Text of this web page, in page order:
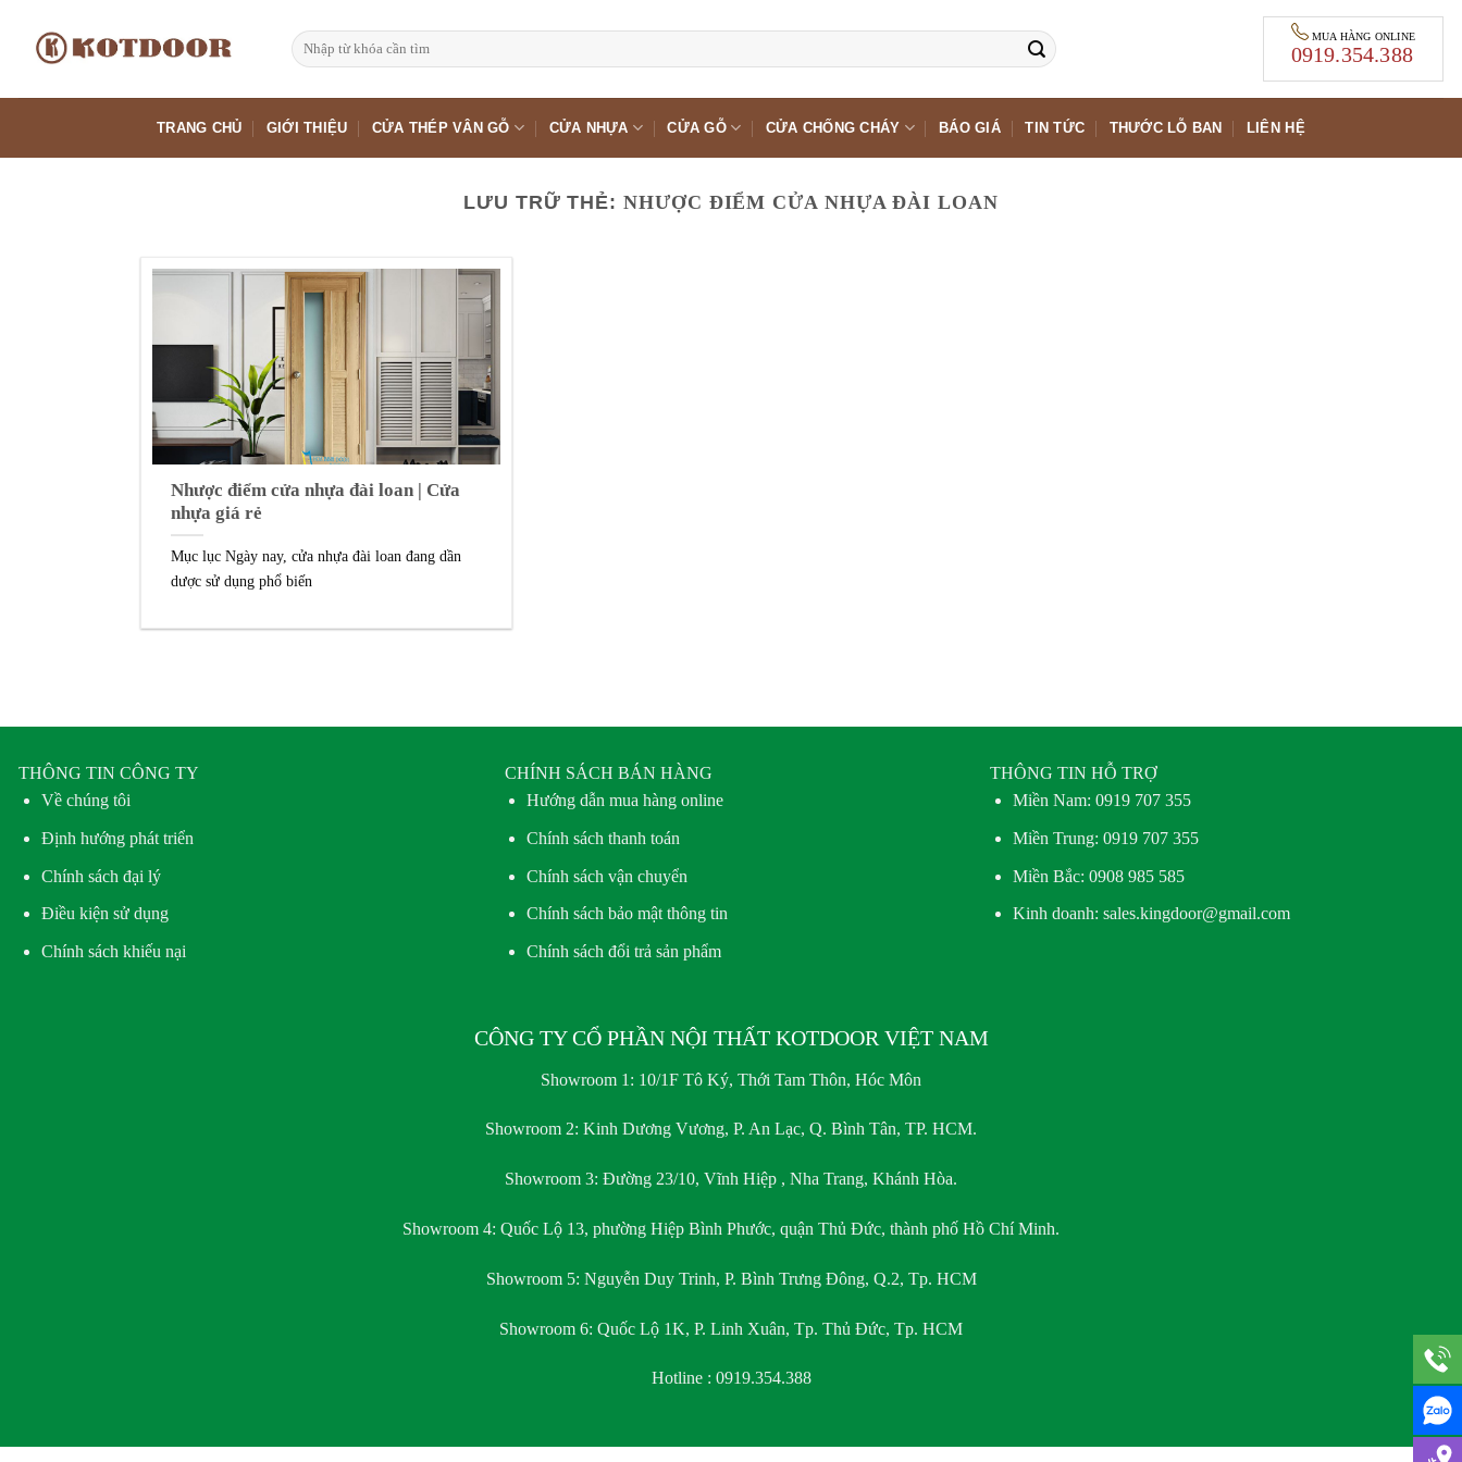
dung
Tìm
kiếm:
MUA HÀNG ONLINE
0919.354.388
TRANG CHỦ GIỚI THIỆU CỬA THÉP VÂN GỖ CỬA NHỰA CỬA GỖ CỬA CHỐNG CHÁY BÁO GIÁ TIN TỨC THƯỚC LỖ BAN LIÊN HỆ
LƯU TRỮ THẺ:NHƯỢC ĐIỂM CỬA NHỰA ĐÀI LOAN
Nhược điểm cửa nhựa đài loan | Cửa
nhựa giá rẻ
Mục lục Ngày nay, cửa nhựa đài loan đang dần
dược sử dụng phổ biến
THÔNG TIN CÔNG TY
Về chúng tôi
Định hướng phát triển
Chính sách đại lý
Điều kiện sử dụng
Chính sách khiếu nại
CHÍNH SÁCH BÁN HÀNG
Hướng dẫn mua hàng online
Chính sách thanh toán
Chính sách vận chuyển
Chính sách bảo mật thông tin
Chính sách đổi trả sản phẩm
THÔNG TIN HỖ TRỢ
Miền Nam:0919 707 355
Miền Trung:0919 707 355
Miền Bắc:0908 985 585
Kinh doanh: sales.kingdoor@gmail.com
CÔNG TY CỔ PHẦN NỘI THẤT KOTDOOR VIỆT NAM
Showroom 1: 10/1F Tô Ký, Thới Tam Thôn, Hóc Môn
Showroom 2: Kinh Dương Vương, P. An Lạc, Q. Bình Tân, TP. HCM.
Showroom 3: Đường 23/10, Vĩnh Hiệp , Nha Trang, Khánh Hòa.
Showroom 4: Quốc Lộ 13, phường Hiệp Bình Phước, quận Thủ Đức, thành phố Hồ Chí Minh.
Showroom 5: Nguyễn Duy Trinh, P. Bình Trưng Đông, Q.2, Tp. HCM
Showroom 6: Quốc Lộ 1K, P. Linh Xuân, Tp. Thủ Đức, Tp. HCM
Hotline : 0919.354.388